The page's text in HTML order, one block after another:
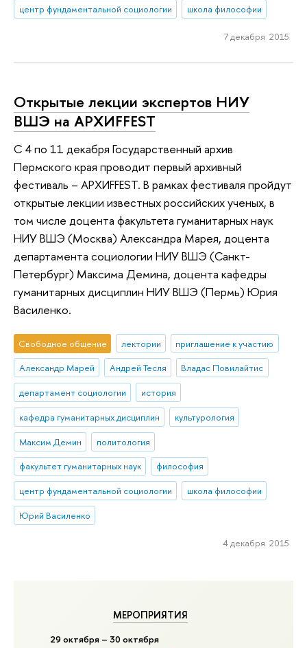
МЕРОПРИЯТИЯ
29 октября – 30 октября
центр фундаментальной социологии
школа философии
7 декабря 2015
Открытые лекции экспертов НИУ
ВШЭ на АРХИFFEST
С 4 по 11 декабря Государственный архив
Пермского края проводит первый архивный
фестиваль – АРХИFFEST. В рамках фестиваля пройдут
открытые лекции известных российских ученых, в
том числе доцента факультета гуманитарных наук
НИУ ВШЭ (Москва) Александра Марея, доцента
департамента социологии НИУ ВШЭ (Санкт-
Петербург) Максима Демина, доцента кафедры
гуманитарных дисциплин НИУ ВШЭ (Пермь) Юрия
Василенко.
Свободное общение лектории
приглашение к участию
Александр Марей
Андрей Тесля
Владас Повилайтис
департамент социологии
история
кафедра гуманитарных дисциплин
культурология
Максим Демин
политология
факультет гуманитарных наук
философия
центр фундаментальной социологии
школа философии
Юрий Василенко
4 декабря 2015